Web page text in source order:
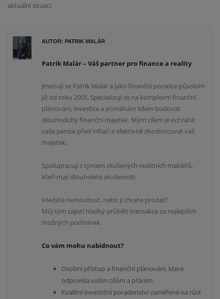
aktuální situaci.
AUTOR: PATRIK MALÁR
Patrik Malár – Váš partner pro finance a reality
Jmenuji se Patrik Malár a jako finanční poradce působím
již od roku 2005. Specializuji se na komplexní finanční
plánování, investice a pomáhám lidem budovat
dlouhodobý finanční majetek. Mým cílem je ochránit
vaše peníze před inflací a efektivně zhodnocovat váš
majetek.
Spolupracuji s týmem zkušených realitních makléřů,
kteří mají dlouholeté zkušenosti.
Hledáte nemovitost, nebo ji chcete prodat?
Můj tým zajistí hladký průběh transakce za nejlepších
možných podmínek.
Co vám mohu nabídnout?
Osobní přístup a finanční plánování, které
odpovídá vašim cílům a přáním.
Kvalitní investiční poradenství zaměřené na růst